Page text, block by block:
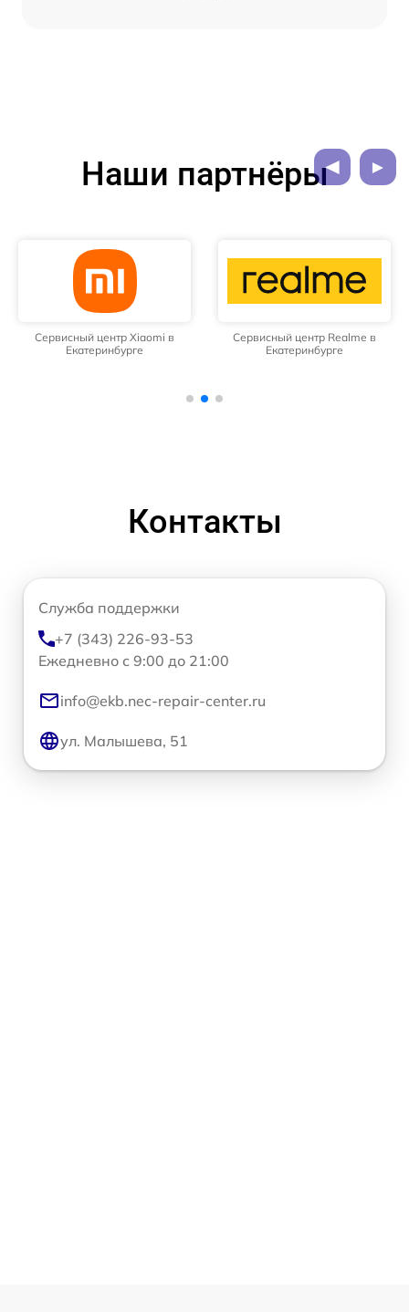
Наши партнёры
Сервисный центр Xiaomi в
Екатеринбурге
Сервисный центр Realme в
Екатеринбурге
Контакты
Служба поддержки
+7 (343) 226-93-53
Ежедневно с 9:00 до 21:00
info@ekb.nec-repair-center.ru
ул. Малышева, 51